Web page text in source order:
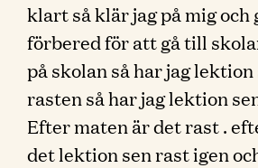
klart så klär jag på mig och
förbered för att gå till
på skolan så har jag
rasten så har jag lektion
Efter maten är det rast .
det lektion sen rast igen